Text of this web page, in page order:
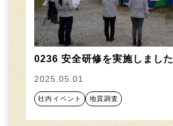
0236 安全研修を実施しました
2025.05.01
社内イベント 地質調査